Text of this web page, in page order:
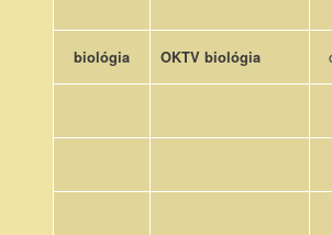
biológia OKTV biológia